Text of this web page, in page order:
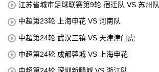
江苏省城市足球联赛第9轮 宿迁队 VS 苏州队
中超第23轮 上海申花 VS 河南队
中超第24轮 武汉三镇 VS 天津津门虎
中超第24轮 成都蓉城 VS 上海申花